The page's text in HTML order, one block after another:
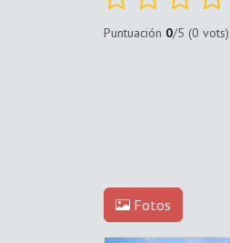
Puntuación 0/5 (0 vots)
Fotos